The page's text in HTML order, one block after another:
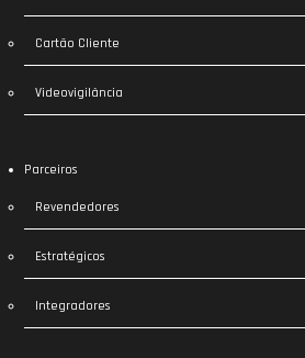
Cartão Cliente
Videovigilância
Parceiros
Revendedores
Estratégicos
Integradores